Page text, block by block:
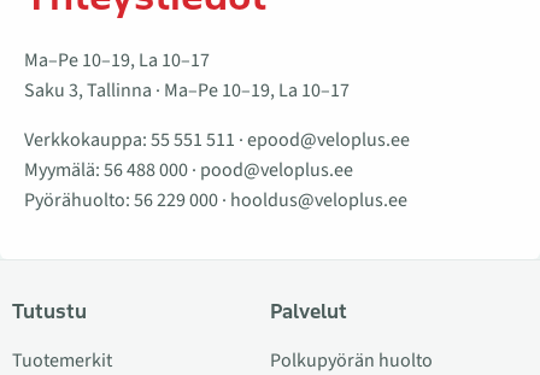
Ma–Pe 10–19, La 10–17
Saku 3, Tallinna · Ma–Pe 10–19, La 10–17
Verkkokauppa:55 551 511 ·epood@veloplus.ee
Myymälä:56 488 000· pood@veloplus.ee
Pyörähuolto:56 229 000· hooldus@veloplus.ee
Tutustu
Tuotemerkit
Palvelut
Polkupyörän huolto